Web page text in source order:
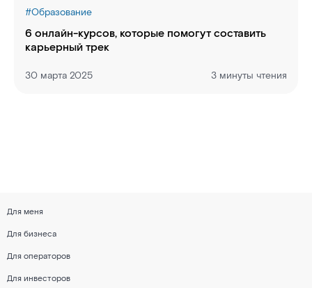
#Образование
6 онлайн-курсов, которые помогут составить
карьерный трек
30 марта 2025 3 минуты чтения
Для меня
Для бизнеса
Для операторов
Для инвесторов